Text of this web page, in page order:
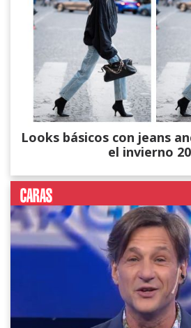
Looks básicos con jeans
el invierno